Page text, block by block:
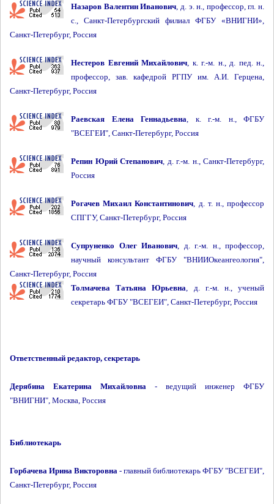
Назаров Валентин Иванович, д. э. н., профессор, гл. н.
с., Санкт-Петербургский филиал ФГБУ «ВНИГНИ»,
Санкт-Петербург, Россия
Нестеров Евгений Михайлович, к. г.-м. н., д. пед. н.,
профессор, зав. кафедрой РГПУ им. А.И. Герцена,
Санкт-Петербург, Россия
Раевская Елена Геннадьевна, к. г.-м. н., ФГБУ
"ВСЕГЕИ", Санкт-Петербург, Россия
Репин Юрий Степанович, д. г.-м. н., Санкт-Петербург,
Россия
Рогачев Михаил Константинович, д. т. н., профессор
СПГГУ, Санкт-Петербург, Россия
Супруненко Олег Иванович, д. г.-м. н., профессор,
научный консультант ФГБУ "ВНИИОкеангеология",
Санкт-Петербург, Россия
Толмачева Татьяна Юрьевна, д. г.-м. н., ученый
секретарь ФГБУ "ВСЕГЕИ", Санкт-Петербург, Россия
Ответственный редактор, секретарь
Дерябина Екатерина Михайловна - ведущий инженер ФГБУ
"ВНИГНИ", Москва, Россия
Библиотекарь
Горбачева Ирина Викторовна - главный библиотекарь ФГБУ "ВСЕГЕИ",
Санкт-Петербург, Россия